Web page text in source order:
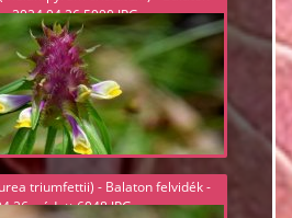
2024.04.26 5990.JPG
triumfettii) - Balaton felvidék -
védett 6048.JPG